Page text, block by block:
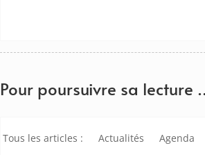
Pour poursuivre sa lecture
Tous les articles : Actualités Agenda